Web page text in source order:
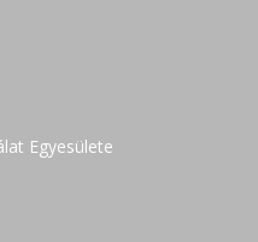
Egyesülete